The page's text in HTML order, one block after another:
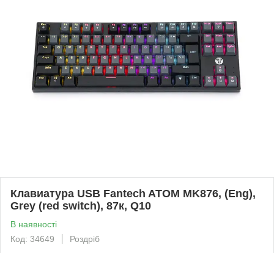
Клавиатура USB Fantech ATOM MK876, (Eng),
Grey (red switch), 87к, Q10
В наявності
Код: 34649
Роздріб